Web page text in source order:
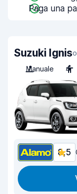
Paga una
Suzuki Ignis
Manuale
4
8,5